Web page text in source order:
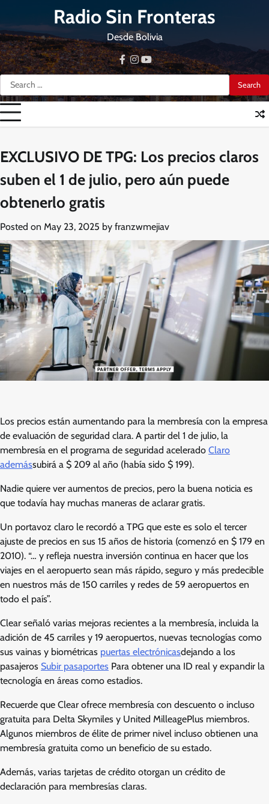
content
Radio Sin Fronteras
Desde Bolivia
Search
for:
facebook
instagram
youtube
EXCLUSIVO DE TPG: Los precios claros
suben el 1 de julio, pero aún puede
obtenerlo gratis
Posted on May 23, 2025 by franzwmejiav
Los precios están aumentando para la membresía con la empresa
de evaluación de seguridad clara. A partir del 1 de julio, la
membresía en el programa de seguridad acelerado Claro
ademássubirá a $ 209 al año (había sido $ 199).
Nadie quiere ver aumentos de precios, pero la buena noticia es
que todavía hay muchas maneras de aclarar gratis.
Un portavoz claro le recordó a TPG que este es solo el tercer
ajuste de precios en sus 15 años de historia (comenzó en $ 179 en
2010). “… y refleja nuestra inversión continua en hacer que los
viajes en el aeropuerto sean más rápido, seguro y más predecible
en nuestros más de 150 carriles y redes de 59 aeropuertos en
todo el país”.
Clear señaló varias mejoras recientes a la membresía, incluida la
adición de 45 carriles y 19 aeropuertos, nuevas tecnologías como
sus vainas y biométricas puertas electrónicasdejando a los
pasajeros Subir pasaportes Para obtener una ID real y expandir la
tecnología en áreas como estadios.
Recuerde que Clear ofrece membresía con descuento o incluso
gratuita para Delta Skymiles y United MilleagePlus miembros.
Algunos miembros de élite de primer nivel incluso obtienen una
membresía gratuita como un beneficio de su estado.
Además, varias tarjetas de crédito otorgan un crédito de
declaración para membresías claras.